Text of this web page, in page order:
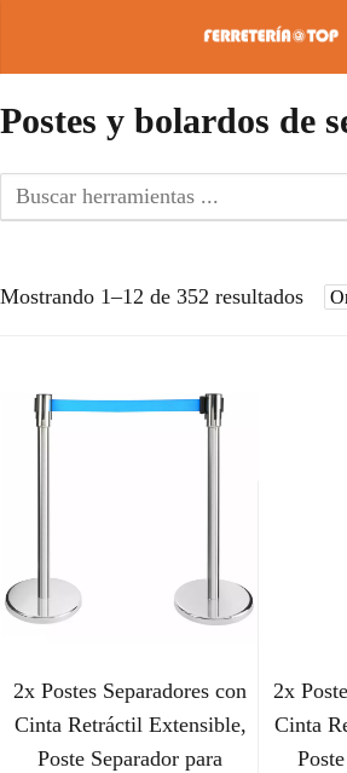
Postes y bolardos de
Mostrando 1–12 de 352 resultados
2x Postes Separadores con
Cinta Retráctil Extensible,
Poste Separador para
2x
Cinta